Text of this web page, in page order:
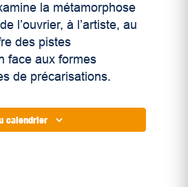
la métamorphose
l’ouvrier, à l’artiste, au
des pistes
face aux formes
de précarisations.
calendrier